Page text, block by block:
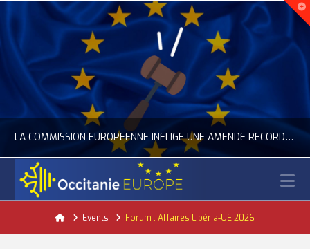
LA COMMISSION EUROPÉENNE INFLIGE UNE AMENDE RECORD À GOOGLE
ACTUALITÉ DE L'UNION EUROPÉENNE, ACTUALITÉ DE LA REPRÉSENTATION D’OCCITANIE EUROPE, NUMÉRIQUE- DIGITAL
HomeEvents Forum : Affaires Libéria-UE 2026